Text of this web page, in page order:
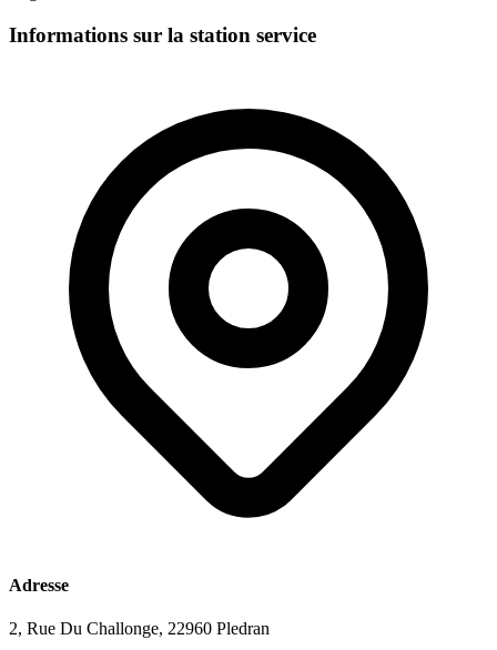
Informations sur la station service
Adresse
2, Rue Du Challonge, 22960 Pledran